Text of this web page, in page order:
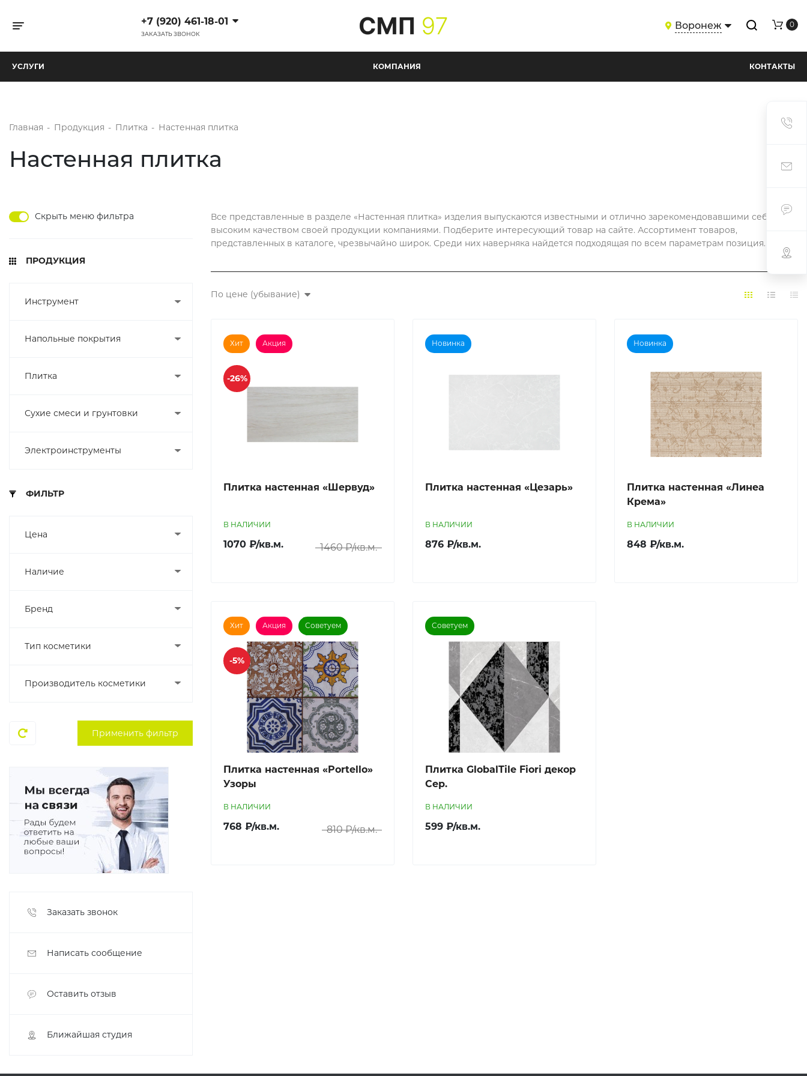
+7 (920) 461-18-01
ЗАКАЗАТЬ ЗВОНОК
Воронеж 0
УСЛУГИ КОМПАНИЯ КОНТАКТЫ
Главная - Продукция - Плитка - Настенная плитка
Настенная плитка
Скрыть меню фильтра
ПРОДУКЦИЯ
Инструмент
Напольные покрытия
Плитка
Сухие смеси и грунтовки
Электроинструменты
ФИЛЬТР
Цена
Наличие
Бренд
Тип косметики
Производитель косметики
Заказать звонок
Написать сообщение
Оставить отзыв
Ближайшая студия
Все представленные в разделе «Настенная плитка» изделия выпускаются известными и отлично зарекомендовавшими себя
высоким качеством своей продукции компаниями. Подберите интересующий товар на сайте. Ассортимент товаров,
представленных в каталоге, чрезвычайно широк. Среди них наверняка найдется подходящая по всем параметрам позиция.
По цене (убывание)
Хит Акция
-26%
Плитка наcтенная «Шервуд»
В НАЛИЧИИ
1070 ₽/кв.м. 1460 ₽/кв.м.
Новинка
Плитка настенная «Цезарь»
В НАЛИЧИИ
876 ₽/кв.м.
Новинка
Плитка настенная «Линеа
Крема»
В НАЛИЧИИ
848 ₽/кв.м.
Хит Акция Советуем
-5%
Плитка наcтенная «Portello»
Узоры
В НАЛИЧИИ
768 ₽/кв.м. 810 ₽/кв.м.
Советуем
Плитка GlobalTile Fiori декор
Сер.
В НАЛИЧИИ
599 ₽/кв.м.